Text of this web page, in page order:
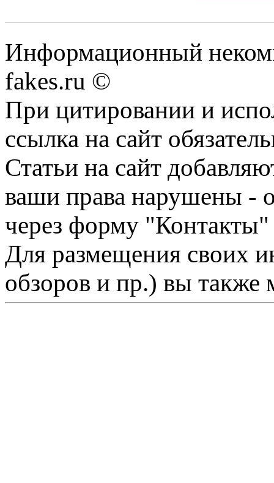
Информационный
fakes.ru ©
При цитировании и
ссылка на сайт
Статьи на сайт
ваши права нарушены -
через форму "Контакты"
Для размещения своих
обзоров и пр.) вы также